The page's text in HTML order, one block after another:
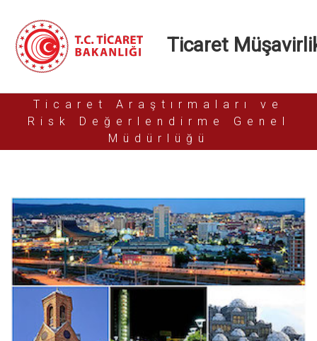
Ticaret
Ticaret Araştırmaları ve
Risk Değerlendirme Genel
Müdürlüğü